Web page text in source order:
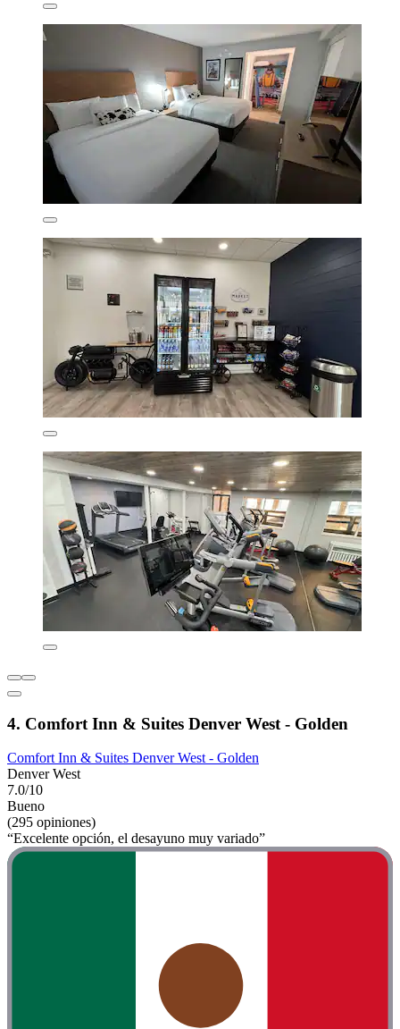
4. Comfort Inn & Suites Denver West - Golden
Comfort Inn & Suites Denver West - Golden
Denver West
7.0/10
Bueno
(295 opiniones)
“Excelente opción, el desayuno muy variado”